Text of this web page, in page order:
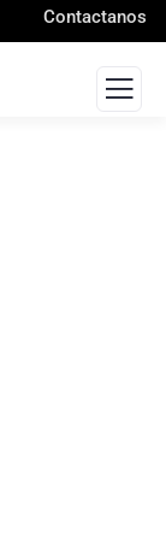
Contactanos